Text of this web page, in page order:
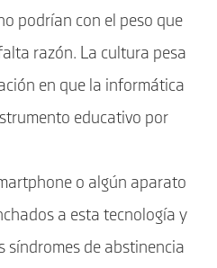
podrían con el peso que
razón. La cultura pesa
en que la informática
educativo por
o algún aparato
a esta tecnología y
síndromes de abstinencia